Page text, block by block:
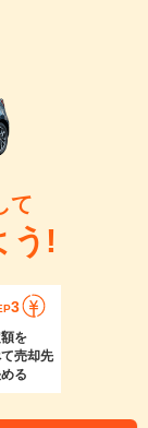
て
う!
3
を
売却先
る